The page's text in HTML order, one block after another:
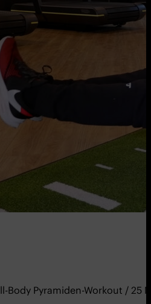
Body Pyramiden-Workout / 25